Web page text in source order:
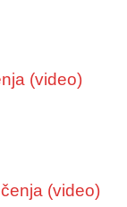
(video)
(video)